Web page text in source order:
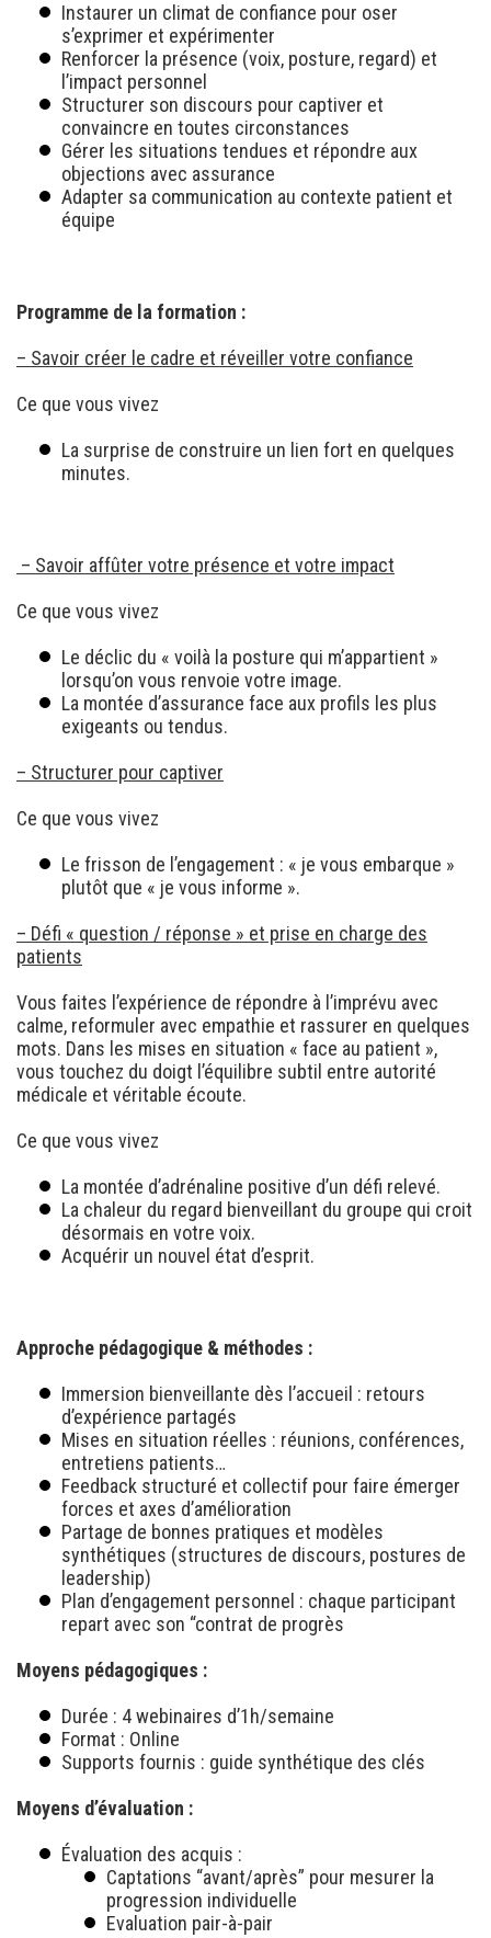
Instaurer un climat de confiance pour oser
s’exprimer et expérimenter
Renforcer la présence (voix, posture, regard) et
l’impact personnel
Structurer son discours pour captiver et
convaincre en toutes circonstances
Gérer les situations tendues et répondre aux
objections avec assurance
Adapter sa communication au contexte patient et
équipe
Programme de la formation :
– Savoir créer le cadre et réveiller votre confiance
Ce que vous vivez
La surprise de construire un lien fort en quelques
minutes.
– Savoir affûter votre présence et votre impact
Ce que vous vivez
Le déclic du « voilà la posture qui m’appartient »
lorsqu’on vous renvoie votre image.
La montée d’assurance face aux profils les plus
exigeants ou tendus.
– Structurer pour captiver
Ce que vous vivez
Le frisson de l’engagement : « je vous embarque »
plutôt que « je vous informe ».
– Défi « question / réponse » et prise en charge des
patients
Vous faites l’expérience de répondre à l’imprévu avec
calme, reformuler avec empathie et rassurer en quelques
mots. Dans les mises en situation « face au patient »,
vous touchez du doigt l’équilibre subtil entre autorité
médicale et véritable écoute.
Ce que vous vivez
La montée d’adrénaline positive d’un défi relevé.
La chaleur du regard bienveillant du groupe qui croit
désormais en votre voix.
Acquérir un nouvel état d’esprit.
Approche pédagogique & méthodes :
Immersion bienveillante dès l’accueil : retours
d’expérience partagés
Mises en situation réelles : réunions, conférences,
entretiens patients…
Feedback structuré et collectif pour faire émerger
forces et axes d’amélioration
Partage de bonnes pratiques et modèles
synthétiques (structures de discours, postures de
leadership)
Plan d’engagement personnel : chaque participant
repart avec son “contrat de progrès
Moyens pédagogiques :
Durée : 4 webinaires d’1h/semaine
Format : Online
Supports fournis : guide synthétique des clés
Moyens d’évaluation :
Évaluation des acquis :
Captations “avant/après” pour mesurer la
progression individuelle
Evaluation pair-à-pair